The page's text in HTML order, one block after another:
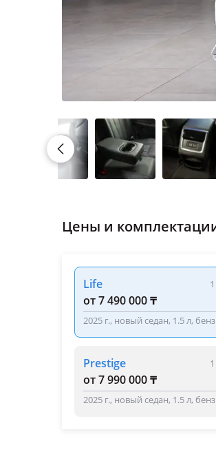
Цены и
Life
от 7 490 000 ₸
2025 г., новый седан, 1.5 л,
вариатор, черный, металлик,
кожа, аудиосистема, bluetooth,
иммобилайзер, кондиционер,
контроль, круиз-контроль,
Prestige
от 7 990 000 ₸
2025 г., новый седан, 1.5 л,